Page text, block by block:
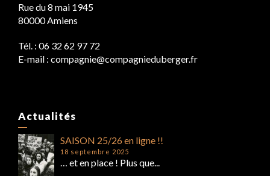
Rue du 8 mai 1945
80000 Amiens
Tél. : 06 32 62 97 72
E-mail : compagnie@compagnieduberger.fr
Actualités
SAISON 25/26 en ligne !!
18 septembre 2025
… et en place ! Plus que...